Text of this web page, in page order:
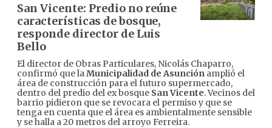
San Vicente: Predio no reúne
características de bosque,
responde director de Luis
Bello
El director de Obras Particulares, Nicolás Chaparro,
confirmó que la Municipalidad de Asunción amplió el
área de construcción para el futuro supermercado,
dentro del predio del ex bosque San Vicente. Vecinos del
barrio pidieron que se revocara el permiso y que se
tenga en cuenta que el área es ambientalmente sensible
y se halla a 20 metros del arroyo Ferreira.